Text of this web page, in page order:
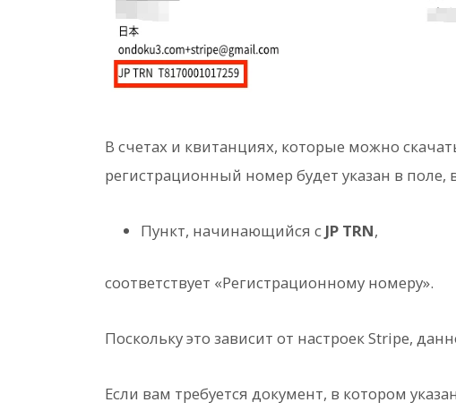
В счетах и квитанциях, которые можно
регистрационный номер будет указан в
Пункт, начинающийся с JP TRN,
соответствует «Регистрационному номеру».
Поскольку это зависит от настроек Stripe,
Если вам требуется документ, в котором